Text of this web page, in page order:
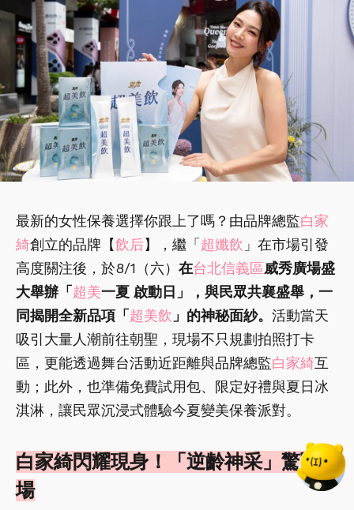
最新的女性保養選擇你跟上了嗎？由品牌總監白家
綺創立的品牌【飲后】，繼「 超孅飲 」在市場引發
高度關注後，於8/1（六） 在台北信義區威秀廣場盛
大舉辦「 超美一夏 啟動日」，與民眾共襄盛舉，一
同揭開全新品項「 超美飲 」的神秘面紗。 活動當天
吸引大量人潮前往朝聖，現場不只規劃拍照打卡
區，更能透過舞台活動近距離與品牌總監白家綺互
動；此外，也準備免費試用包、限定好禮與夏日冰
淇淋，讓民眾沉浸式體驗今夏變美保養派對。
白家綺閃耀現身！「逆齡神采」驚豔全
場